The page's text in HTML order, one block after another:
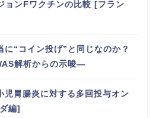
ョンFワクチンの比較 [フラン
に“コイン投げ”と同じなのか？
解析からの示唆―
児胃腸炎に対する多回投与オン
編]